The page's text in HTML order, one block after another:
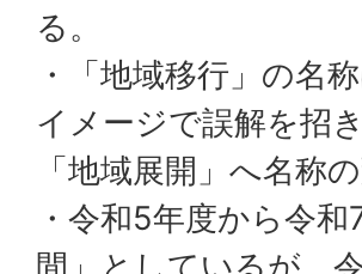
る。
・「地域移行」の名
イメージで誤解を招
「地域展開」へ名称
・令和5年度から令
間」としているが、